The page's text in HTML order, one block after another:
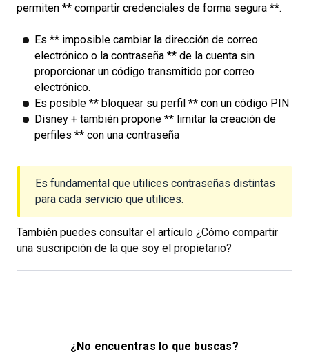
permiten ** compartir credenciales de forma segura **.
Es ** imposible cambiar la dirección de correo
electrónico o la contraseña ** de la cuenta sin
proporcionar un código transmitido por correo
electrónico.
Es posible ** bloquear su perfil ** con un código PIN
Disney + también propone ** limitar la creación de
perfiles ** con una contraseña
Es fundamental que utilices contraseñas distintas
para cada servicio que utilices.
También puedes consultar el artículo ¿Cómo compartir
una suscripción de la que soy el propietario?
¿No encuentras lo que buscas?